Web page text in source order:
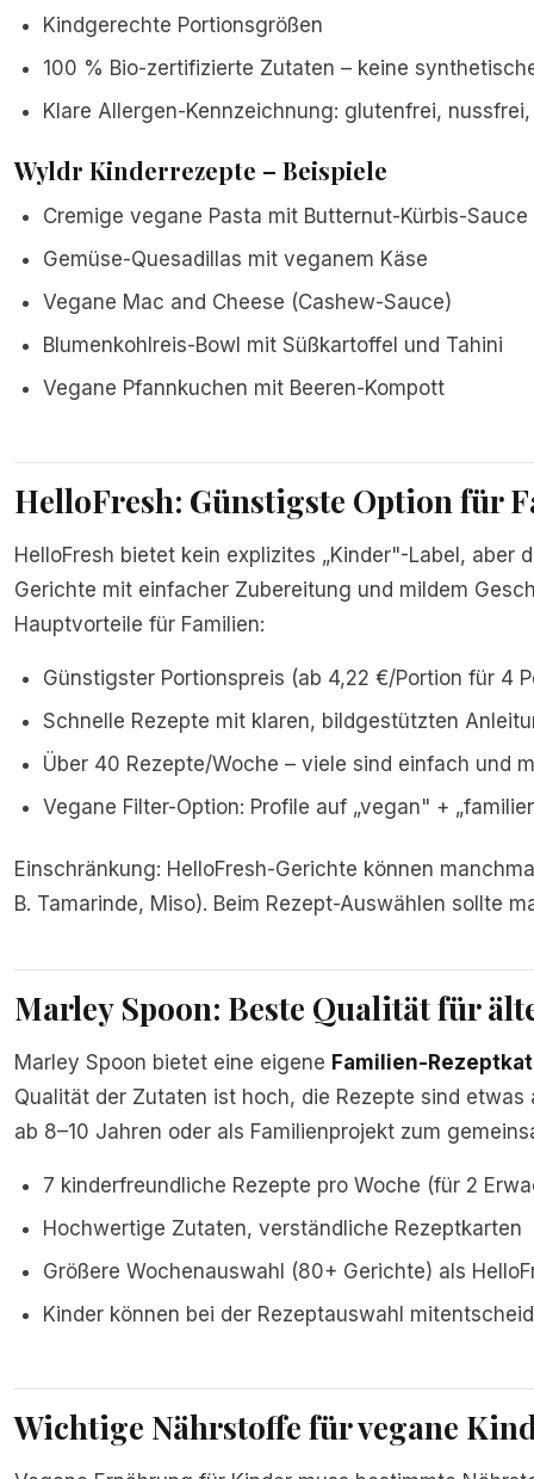
Kindgerechte Portionsgrößen
100 % Bio-zertifizierte Zutaten – keine
Klare Allergen-Kennzeichnung: glutenfrei,
Wyldr Kinderrezepte – Beispiele
Cremige vegane Pasta mit Butternut-Kürbis-Sauce
Gemüse-Quesadillas mit veganem Käse
Vegane Mac and Cheese (Cashew-Sauce)
Blumenkohlreis-Bowl mit Süßkartoffel und Tahini
Vegane Pfannkuchen mit Beeren-Kompott
HelloFresh: Günstigste Option für
HelloFresh bietet kein explizites „Kinder"-Label, aber
Gerichte mit einfacher Zubereitung und mildem
Hauptvorteile für Familien:
Günstigster Portionspreis (ab 4,22 €/Portion für 4
Schnelle Rezepte mit klaren, bildgestützten
Über 40 Rezepte/Woche – viele sind einfach und
Vegane Filter-Option: Profile auf „vegan" +
Einschränkung: HelloFresh-Gerichte können
B. Tamarinde, Miso). Beim Rezept-Auswählen sollte
Marley Spoon: Beste Qualität für
Marley Spoon bietet eine eigene Familien-
Qualität der Zutaten ist hoch, die Rezepte sind
ab 8–10 Jahren oder als Familienprojekt zum
7 kinderfreundliche Rezepte pro Woche (für 2
Hochwertige Zutaten, verständliche Rezeptkarten
Größere Wochenauswahl (80+ Gerichte) als
Kinder können bei der Rezeptauswahl
Wichtige Nährstoffe für vegane